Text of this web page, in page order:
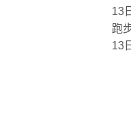
13
跑
13